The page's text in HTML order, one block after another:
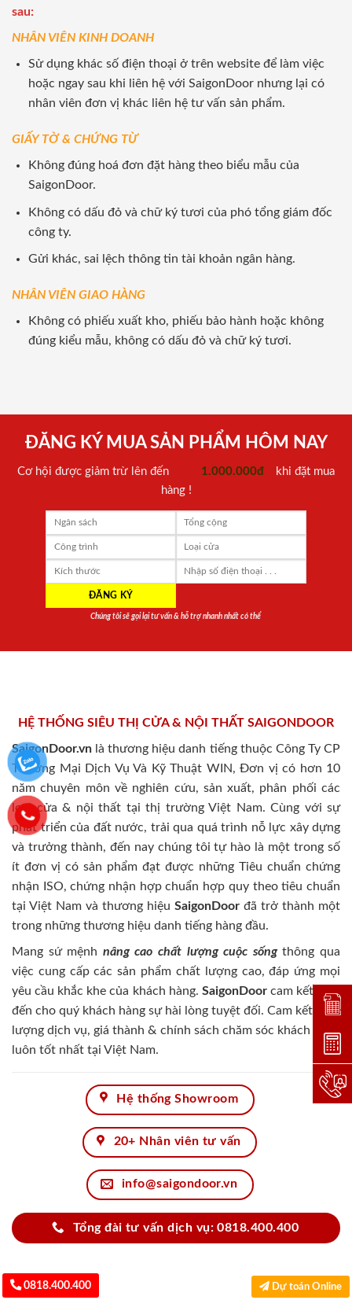
sau:
NHÂN VIÊN KINH DOANH
Sử dụng khác số điện thoại ở trên website để làm việc
hoặc ngay sau khi liên hệ với SaigonDoor nhưng lại có
nhân viên đơn vị khác liên hệ tư vấn sản phẩm.
GIẤY TỜ & CHỨNG TỪ
Không đúng hoá đơn đặt hàng theo biểu mẫu của
SaigonDoor.
Không có dấu đỏ và chữ ký tươi của phó tổng giám đốc
công ty.
Gửi khác, sai lệch thông tin tài khoản ngân hàng.
NHÂN VIÊN GIAO HÀNG
Không có phiếu xuất kho, phiếu bảo hành hoặc không
đúng kiểu mẫu, không có dấu đỏ và chữ ký tươi.
ĐĂNG KÝ MUA SẢN PHẨM HÔM NAY
Cơ hội được giảm trừ lên đến 1.000.000đ
khi đặt mua
hàng !
Chúng tôi sẽ gọi lại tư vấn & hỗ trợ nhanh nhất có thể
HỆ THỐNG SIÊU THỊ CỬA & NỘI THẤT SAIGONDOOR
SaigonDoor.vn là thương hiệu danh tiếng thuộc Công Ty CP
Thương Mại Dịch Vụ Và Kỹ Thuật WIN, Đơn vị có hơn 10
năm chuyên môn về nghiên cứu, sản xuất, phân phối các
loại cửa & nội thất tại thị trường Việt Nam. Cùng với sự
phát triển của đất nước, trải qua quá trình nỗ lực xây dựng
và trưởng thành, đến nay chúng tôi tự hào là một trong số
ít đơn vị có sản phẩm đạt được những Tiêu chuẩn chứng
nhận ISO, chứng nhận hợp chuẩn hợp quy theo tiêu chuẩn
tại Việt Nam và thương hiệu SaigonDoor đã trở thành một
trong những thương hiệu danh tiếng hàng đầu.
Mang sứ mệnh nâng cao chất lượng cuộc sốngthông qua
việc cung cấp các sản phẩm chất lượng cao, đáp ứng mọi
yêu cầu khắc khe của khách hàng. SaigonDoorcam kết đem
đến cho quý khách hàng sự hài lòng tuyệt đối. Cam kết chất
lượng dịch vụ, giá thành & chính sách chăm sóc khách hàng
luôn tốt nhất tại Việt Nam.
Hệ thống Showroom
20+ Nhân viên tư vấn
info@saigondoor.vn
Tổng đài tư vấn dịch vụ: 0818.400.400
0818.400.400 Dự toán Online
Đặt
Dự